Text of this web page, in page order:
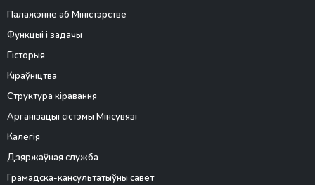
Палажэнне аб Міністэрстве
Функцыі і задачы
Гісторыя
Кіраўніцтва
Структура кіравання
Арганізацыі сістэмы Мінсувязі
Калегія
Дзяржаўная служба
Грамадска-кансультатыўны савет